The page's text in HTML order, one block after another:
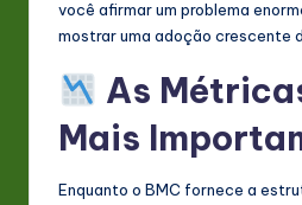
você afirmar um problema
mostrar uma adoção crescente
As
Mais
Enquanto o BMC fornece a